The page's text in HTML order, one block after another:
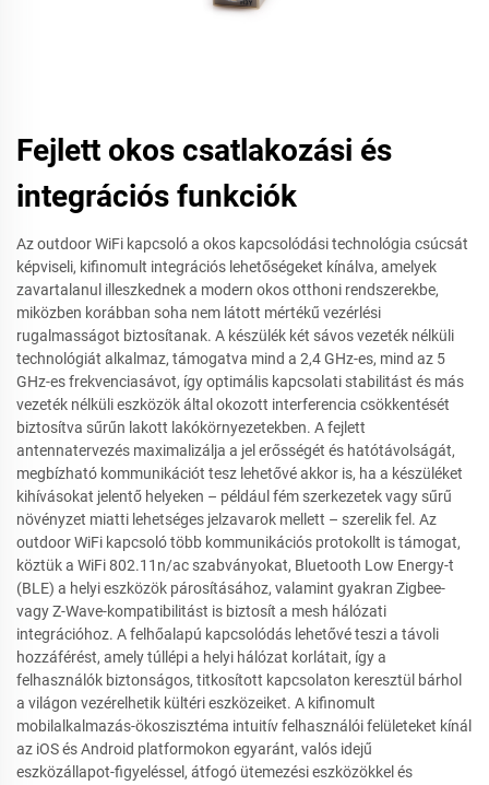
Fejlett okos csatlakozási és
integrációs funkciók
Az outdoor WiFi kapcsoló a okos kapcsolódási technológia csúcsát
képviseli, kifinomult integrációs lehetőségeket kínálva, amelyek
zavartalanul illeszkednek a modern okos otthoni rendszerekbe,
miközben korábban soha nem látott mértékű vezérlési
rugalmasságot biztosítanak. A készülék két sávos vezeték nélküli
technológiát alkalmaz, támogatva mind a 2,4 GHz-es, mind az 5
GHz-es frekvenciasávot, így optimális kapcsolati stabilitást és más
vezeték nélküli eszközök által okozott interferencia csökkentését
biztosítva sűrűn lakott lakókörnyezetekben. A fejlett
antennatervezés maximalizálja a jel erősségét és hatótávolságát,
megbízható kommunikációt tesz lehetővé akkor is, ha a készüléket
kihívásokat jelentő helyeken – például fém szerkezetek vagy sűrű
növényzet miatti lehetséges jelzavarok mellett – szerelik fel. Az
outdoor WiFi kapcsoló több kommunikációs protokollt is támogat,
köztük a WiFi 802.11n/ac szabványokat, Bluetooth Low Energy-t
(BLE) a helyi eszközök párosításához, valamint gyakran Zigbee-
vagy Z-Wave-kompatibilitást is biztosít a mesh hálózati
integrációhoz. A felhőalapú kapcsolódás lehetővé teszi a távoli
hozzáférést, amely túllépi a helyi hálózat korlátait, így a
felhasználók biztonságos, titkosított kapcsolaton keresztül bárhol
a világon vezérelhetik kültéri eszközeiket. A kifinomult
mobilalkalmazás-ökoszisztéma intuitív felhasználói felületeket kínál
az iOS és Android platformokon egyaránt, valós idejű
eszközállapot-figyeléssel, átfogó ütemezési eszközökkel és